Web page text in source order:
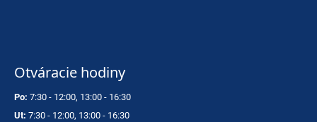
Otváracie hodiny
Po: 7:30 - 12:00, 13:00 - 16:30
Ut: 7:30 - 12:00, 13:00 - 16:30